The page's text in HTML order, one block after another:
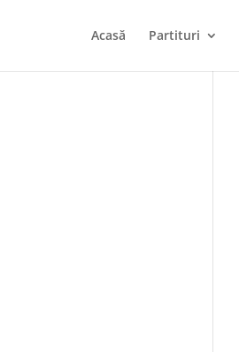
Acasă Partituri